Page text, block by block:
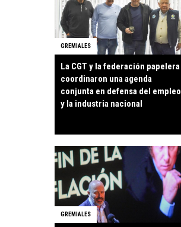
GREMIALES
La CGT y la federación papelera
coordinaron una agenda
conjunta en defensa del empleo
y la industria nacional
GREMIALES